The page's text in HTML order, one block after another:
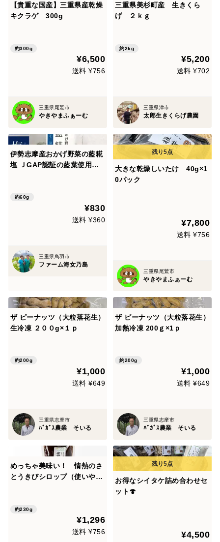
【貴重な国産】三重県産乾燥
キクラゲ 300g
約300g
¥6,500
送料 ¥756
三重県尾鷲市
やきやまふぁーむ
三重県美杉町産 生きくら
げ ２ｋｇ
約2kg
¥5,200
送料 ¥702
三重県津市
太郎生きくらげ農園
伊勢志摩産おかげ野菜の藍糀
塩 ＪGAP認証の藍葉使用の
約60g
¥830
送料 ¥360
三重県鳥羽市
ファーム海女乃島
大きな乾燥しいたけ 40g×1
0パック
¥7,800
送料 ¥756
三重県尾鷲市
やきやまふぁーむ
ザ ピーナッツ（大粒落花生）
生冷凍 ２００g×１ｐ
約200g
¥1,000
送料 ¥649
三重県志摩市
ﾊﾞｶﾞｽ農業 そいる
ザ ピーナッツ（大粒落花生）
加熱冷凍 200ｇ×1ｐ
約200g
¥1,000
送料 ¥649
三重県志摩市
ﾊﾞｶﾞｽ農業 そいる
めっちゃ美味い！ 情熱のさ
とうきびシロップ（使いやす
約230g
¥1,296
送料 ¥756
お得なシイタケ詰め合わせセ
ット🍄
¥4,500